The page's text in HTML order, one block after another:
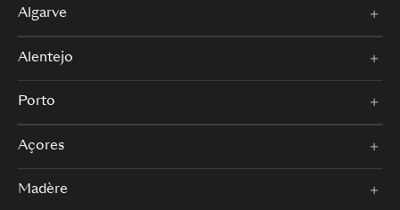
Algarve
Alentejo
Porto
Açores
Madère